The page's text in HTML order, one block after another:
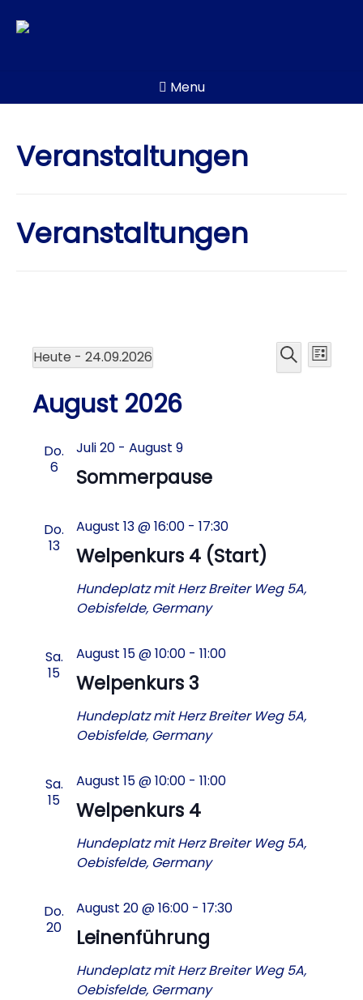
Menu
Veranstaltungen
Veranstaltungen
VeranstaltungenSuche
Liste
Heute - 24.09.2026
wählen.
August 2026
Do.
6
Sommerpause
Juli 20- August 9
Do.
13
Welpenkurs 4 (Start)
August 13 @ 16:00- 17:30
Hundeplatz mit HerzBreiter Weg 5A,
Oebisfelde, Germany
Sa.
15
Welpenkurs 3
August 15 @ 10:00- 11:00
Hundeplatz mit HerzBreiter Weg 5A,
Oebisfelde, Germany
Sa.
15
Welpenkurs 4
August 15 @ 10:00- 11:00
Hundeplatz mit HerzBreiter Weg 5A,
Oebisfelde, Germany
Do.
20
Leinenführung
August 20 @ 16:00- 17:30
Hundeplatz mit HerzBreiter Weg 5A,
Oebisfelde, Germany